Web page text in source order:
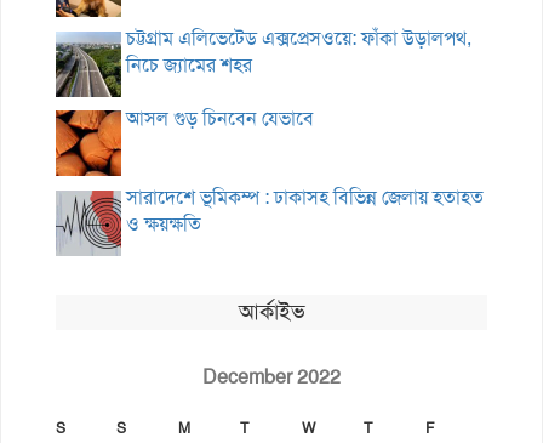
চট্টগ্রাম এলিভেটেড এক্সপ্রেসওয়ে: ফাঁকা উড়ালপথ,
নিচে জ্যামের শহর
আসল গুড় চিনবেন যেভাবে
সারাদেশে ভূমিকম্প : ঢাকাসহ বিভিন্ন জেলায় হতাহত
ও ক্ষয়ক্ষতি
আর্কাইভ
December 2022
S S M T W T F